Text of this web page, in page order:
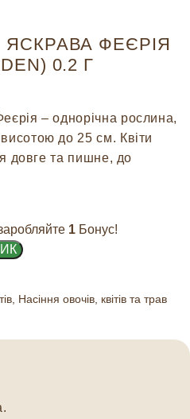
ФЕЄРІЯ
0.2 Г
– однорічна рослина,
до 25 см. Квіти
довге та пишне, до
1 Бонус!
Насіння овочів, квітів та трав